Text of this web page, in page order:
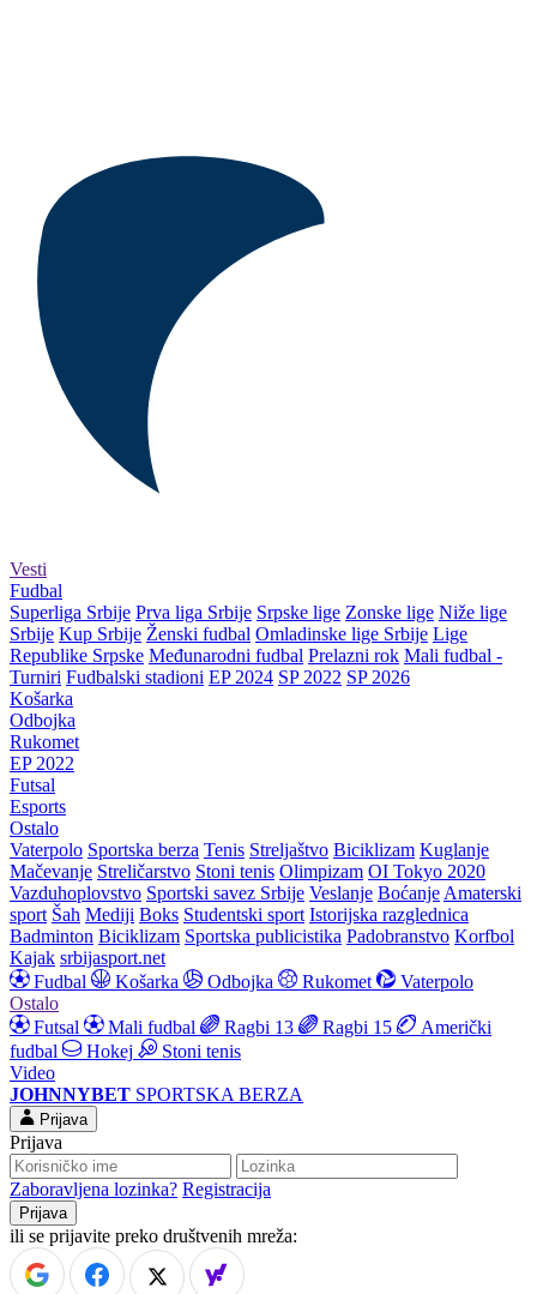
Vesti
Fudbal
Superliga Srbije Prva liga Srbije Srpske lige Zonske lige Niže lige
Srbije Kup Srbije Ženski fudbal Omladinske lige Srbije Lige
Republike Srpske Međunarodni fudbal Prelazni rok Mali fudbal -
Turniri Fudbalski stadioni EP 2024 SP 2022 SP 2026
Košarka
Odbojka
Rukomet
EP 2022
Futsal
Esports
Ostalo
Vaterpolo Sportska berza Tenis Streljaštvo Biciklizam Kuglanje
Mačevanje Streličarstvo Stoni tenis Olimpizam OI Tokyo 2020
Vazduhoplovstvo Sportski savez Srbije Veslanje Boćanje Amaterski
sport Šah Mediji Boks Studentski sport Istorijska razglednica
Badminton Biciklizam Sportska publicistika Padobranstvo Korfbol
Kajak srbijasport.net
Fudbal
Košarka Odbojka Rukomet
Vaterpolo
Ostalo
Futsal
Mali fudbal Ragbi 13 Ragbi 15
Američki
fudbal
Hokej
Stoni tenis
Video
JOHNNYBET SPORTSKA BERZA
Prijava
Prijava
Zaboravljena lozinka? Registracija
ili se prijavite preko društvenih mreža: